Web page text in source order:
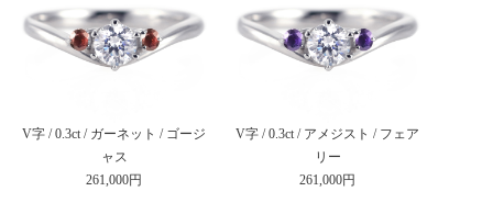
V字 / 0.3ct / ガーネット / ゴージ
ャス
261,000円
V字 / 0.3ct / アメジスト / フェア
リー
261,000円